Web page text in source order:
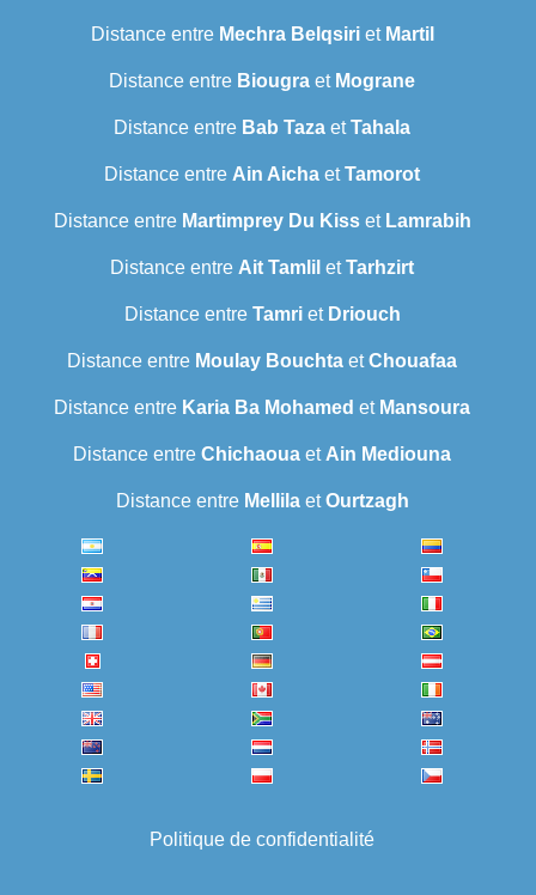
Distance entre Mechra Belqsiriet Martil
Distance entre Biougra et Mograne
Distance entre Bab Taza etTahala
Distance entre Ain Aicha etTamorot
Distance entre Martimprey Du Kisset Lamrabih
Distance entre Ait Tamlil etTarhzirt
Distance entre Tamriet Driouch
Distance entre Moulay Bouchta etChouafaa
Distance entre Karia Ba Mohamed et Mansoura
Distance entre Chichaoua et Ain Mediouna
Distance entre MellilaetOurtzagh
Politique de confidentialité